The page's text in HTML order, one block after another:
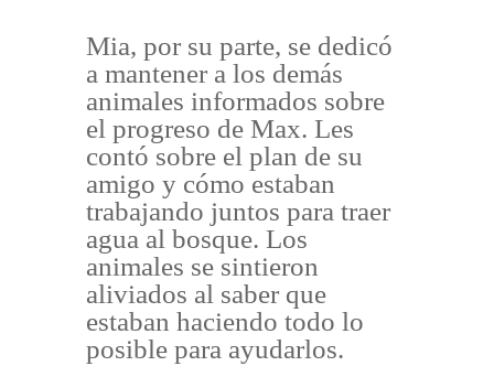
Mia, por su parte, se dedicó
a mantener a los demás
animales informados sobre
el progreso de Max. Les
contó sobre el plan de su
amigo y cómo estaban
trabajando juntos para traer
agua al bosque. Los
animales se sintieron
aliviados al saber que
estaban haciendo todo lo
posible para ayudarlos.